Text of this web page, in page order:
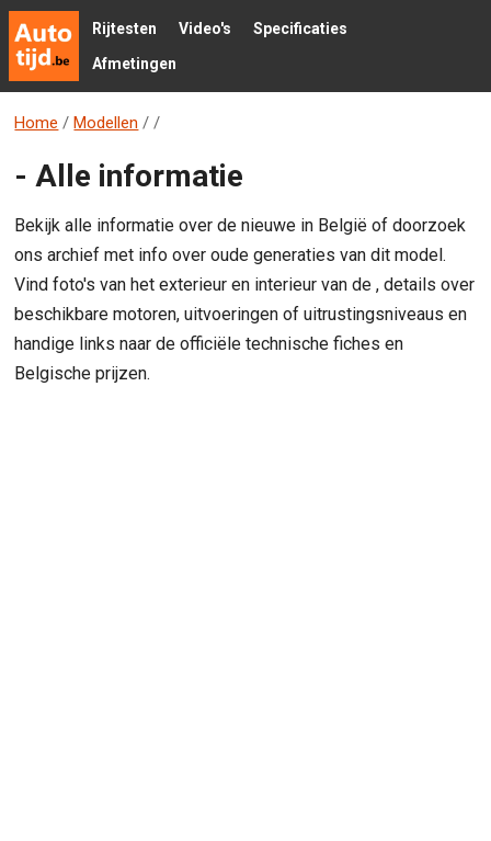
Rijtesten Video's
Specificaties
Afmetingen
Home / Modellen / /
- Alle informatie
Bekijk alle informatie over de nieuwe in België of doorzoek
ons archief met info over oude generaties van dit model.
Vind foto's van het exterieur en interieur van de , details over
beschikbare motoren, uitvoeringen of uitrustingsniveaus en
handige links naar de officiële technische fiches en
Belgische prijzen.